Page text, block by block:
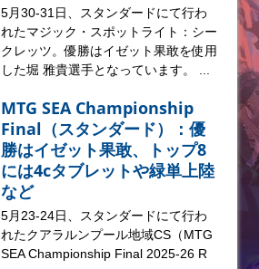
5月30-31日、スタンダードにて行わ
れたマジック・スポットライト：シー
クレッツ。優勝はイゼット果敢を使用
した堀 雅貴選手となっています。 ...
MTG SEA Championship
Final（スタンダード）：優
勝はイゼット果敢、トップ8
には4cタブレットや緑単上陸
など
5月23-24日、スタンダードにて行わ
れたクアラルンプール地域CS（MTG
SEA Championship Final 2025-26 R